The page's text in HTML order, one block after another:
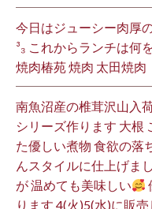
今日はジューシー肉厚
³₃ これからランチは何
焼肉椿苑 焼肉 太田焼肉
南魚沼産の椎茸沢山入
シリーズ作ります 大根
た優しい煮物 食欲の落
んスタイルに仕上げま
が 温めても美味しい
ります 4(火)5(水)に販